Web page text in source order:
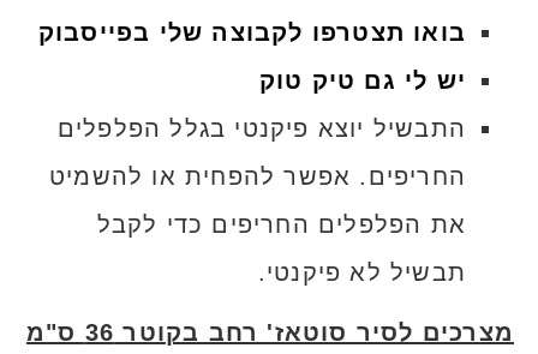
בואו תצטרפו לקבוצה שלי בפייסבוק
יש לי גם טיק טוק
התבשיל יוצא פיקנטי בגלל הפלפלים
החריפים. אפשר להפחית או להשמיט
את הפלפלים החריפים כדי לקבל
תבשיל לא פיקנטי.
מצרכים לסיר סוטאז' רחב בקוטר 36 ס"מ